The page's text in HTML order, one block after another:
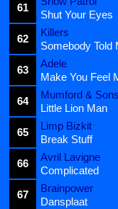
61
Shut Your Eyes
62
Killers
Somebody Told
63
Adele
Make You Feel
64
Mumford & Sons
Little Lion Man
65
Limp Bizkit
Break Stuff
66
Avril Lavigne
Complicated
67
Brainpower
Dansplaat